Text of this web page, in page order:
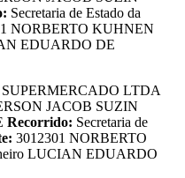
Secretaria de Estado da
NORBERTO KUHNEN
EDUARDO DE
LTDA
JACOB SUZIN
Recorrido: Secretaria de
3012301 NORBERTO
LUCIAN EDUARDO